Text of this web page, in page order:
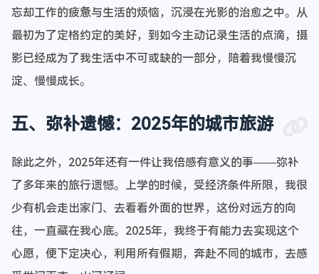
忘却工作的疲惫与生活的烦恼，沉浸在光影的治愈之中。从
最初为了定格约定的美好，到如今主动记录生活的点滴，摄
影已经成为了我生活中不可或缺的一部分，陪着我慢慢沉
淀、慢慢成长。
五、弥补遗憾：2025年的城市旅游
除此之外，2025年还有一件让我倍感有意义的事——弥补
了多年来的旅行遗憾。上学的时候，受经济条件所限，我很
少有机会走出家门、去看看外面的世界，这份对远方的向
往，一直藏在我心底。2025年，我终于有能力去实现这个
心愿，便下定决心，利用所有假期，奔赴不同的城市，去感